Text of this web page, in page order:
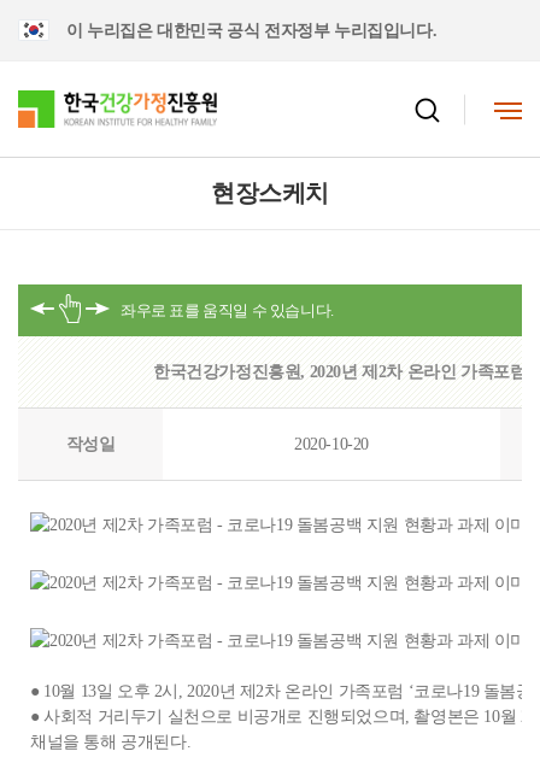
이 누리집은 대한민국 공식 전자정부 누리집입니다.
현장스케치
한국건강가정진흥원, 2020년 제2차 온라인 가족포럼
작성일 2020-10-20
● 10월 13일 오후 2시, 2020년 제2차 온라인 가족포럼 ‘코로나19 돌봄
● 사회적 거리두기 실천으로 비공개로 진행되었으며, 촬영본은 10월
채널을 통해 공개된다.